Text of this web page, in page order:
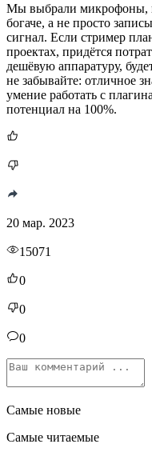
Мы выбрали микрофоны,
богаче, а не просто
сигнал. Если стример
проектах, придётся
дешёвую аппаратуру,
не забывайте: отличное
умение работать с
потенциал на 100%.
20 мар. 2023
15071
0
0
0
Самые новые
Самые читаемые